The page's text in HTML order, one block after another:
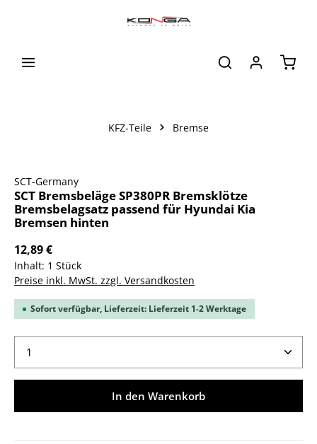
KFZ-Teile Bremse
SCT-Germany
SCT Bremsbeläge SP380PR Bremsklötze
Bremsbelagsatz passend für Hyundai Kia
Bremsen hinten
12,89 €
Inhalt: 1 Stück
Preise inkl. MwSt. zzgl. Versandkosten
Sofort verfügbar, Lieferzeit: Lieferzeit 1-2 Werktage
Produkt Anzahl: Gib den gewünschten Wert ein
In den Warenkorb